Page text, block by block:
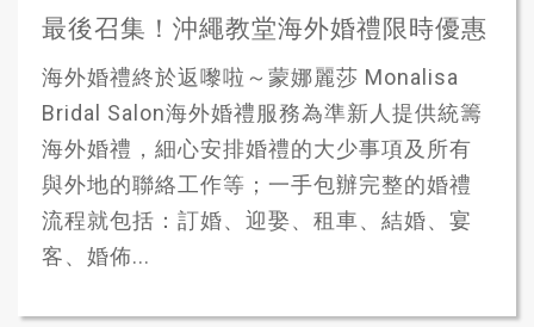
最後召集！沖繩教堂海外婚禮限時優惠
海外婚禮終於返嚟啦～蒙娜麗莎 Monalisa
Bridal Salon海外婚禮服務為準新人提供統籌
海外婚禮，細心安排婚禮的大少事項及所有
與外地的聯絡工作等；一手包辦完整的婚禮
流程就包括：訂婚、迎娶、租車、結婚、宴
客、婚佈...